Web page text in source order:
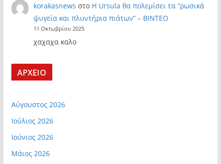
korakasnews στο Η Ursula θα πολεμίσει τα “ρωσικά
ψυγεία και πλυντήρια πιάτων” – ΒΙΝΤΕΟ
11 Οκτωβρίου 2025
χαχαχα καλο
ΑΡΧΕΙΟ
Αύγουστος 2026
Ιούλιος 2026
Ιούνιος 2026
Μάιος 2026